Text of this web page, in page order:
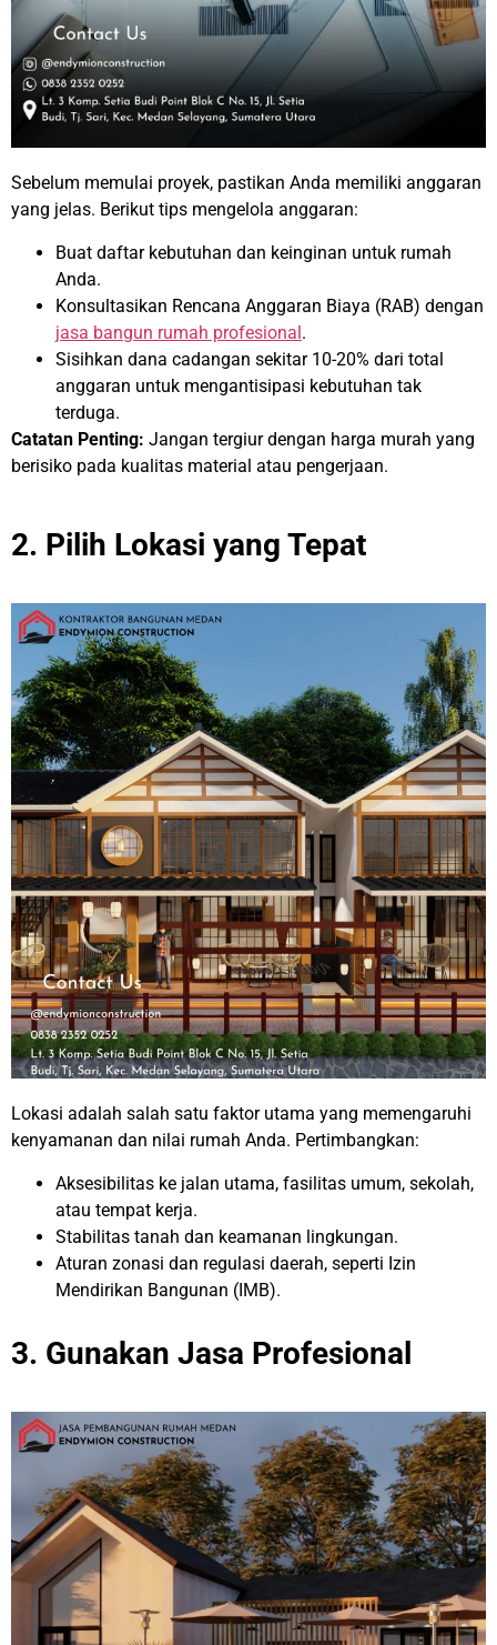
Sebelum memulai proyek, pastikan Anda memiliki anggaran
yang jelas. Berikut tips mengelola anggaran:
Buat daftar kebutuhan dan keinginan untuk rumah
Anda.
Konsultasikan Rencana Anggaran Biaya (RAB) dengan
jasa bangun rumah profesional.
Sisihkan dana cadangan sekitar 10-20% dari total
anggaran untuk mengantisipasi kebutuhan tak
terduga.
Catatan Penting: Jangan tergiur dengan harga murah yang
berisiko pada kualitas material atau pengerjaan.
2. Pilih Lokasi yang Tepat
Lokasi adalah salah satu faktor utama yang memengaruhi
kenyamanan dan nilai rumah Anda. Pertimbangkan:
Aksesibilitas ke jalan utama, fasilitas umum, sekolah,
atau tempat kerja.
Stabilitas tanah dan keamanan lingkungan.
Aturan zonasi dan regulasi daerah, seperti Izin
Mendirikan Bangunan (IMB).
3. Gunakan Jasa Profesional